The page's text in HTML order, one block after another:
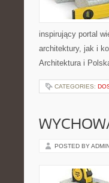
inspirujący portal
architektury, jak i
Architektura i
CATEGORIES:
POSTED BY